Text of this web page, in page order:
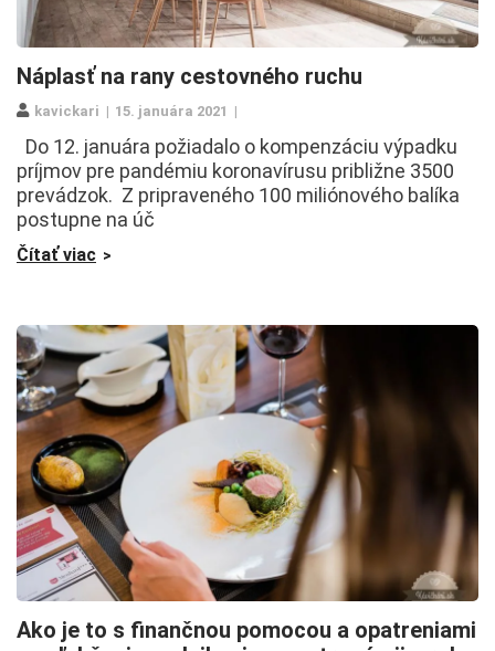
Náplasť na rany cestovného ruchu
kavickari 15. januára 2021
Do 12. januára požiadalo o kompenzáciu výpadku
príjmov pre pandémiu koronavírusu približne 3500
prevádzok. Z pripraveného 100 miliónového balíka
postupne na úč
Čítať viac
Ako je to s finančnou pomocou a opatreniami